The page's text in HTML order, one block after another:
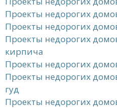
Проекты недорогих
Проекты недорогих
Проекты недорогих
кирпича
Проекты недорогих
Проекты недорогих
гуд
Проекты недорогих